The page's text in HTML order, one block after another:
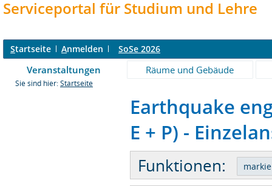
Serviceportal für Studium und Lehre
Startseite Anmelden SoSe 2026
Veranstaltungen Räume und Gebäude
Sie sind hier: Startseite
Earthquake
E + P) -
Funktionen: